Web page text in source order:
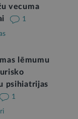
vecuma
1
lēmumu
psihiatrijas
1